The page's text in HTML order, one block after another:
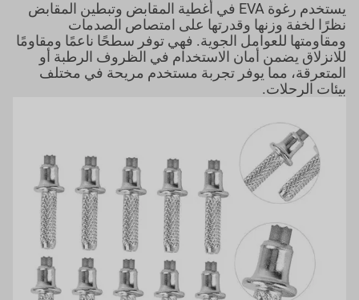
يستخدم رغوة EVA في أغطية المقابض وتبطين المقابض
نظرًا لخفة وزنها وقدرتها على امتصاص الصدمات
ومقاومتها للعوامل الجوية. فهي توفر سطحًا ناعمًا ومقاومًا
للانزلاق يضمن أمان الاستخدام في الظروف الرطبة أو
المتعرقة، مما يوفر تجربة مستخدم مريحة في مختلف
بيئات الرحلات.